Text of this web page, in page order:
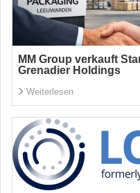
MM Group verkauft
Grenadier Holdings
Weiterlesen